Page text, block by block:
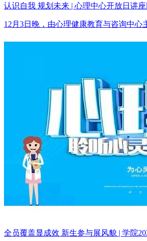
认识自我 规划未来 | 心理中心开放日讲
12月3日晚，由心理健康教育与咨询中心
全员覆盖显成效 新生参与展风貌 | 学院